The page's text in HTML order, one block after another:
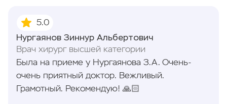
Нургаянов Зиннур Альбертович
Врач хирург высшей категории
5.0
Была на приеме у Нургаянова З.А. Очень-
очень приятный доктор. Вежливый.
Грамотный. Рекомендую! 🙏🏻